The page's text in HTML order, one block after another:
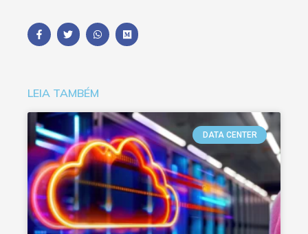
LEIA TAMBÉM
DATA CENTER